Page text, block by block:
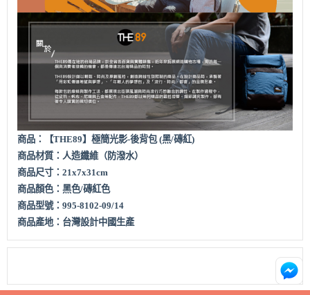
商品：【THE89】 極簡光影-後背包 (黑/磚紅)
商品材質： 人造纖維（防潑水）
商品尺寸：21x7x31cm
商品顏色： 黑色/磚紅色
商品型號：995-8102-09/14
商品產地：台灣設計中國生產